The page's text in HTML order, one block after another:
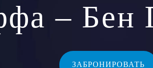
– Бен
ЗАБРОНИРОВАТЬ